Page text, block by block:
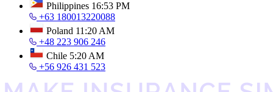
Philippines 16:53 PM
+63 180013220088
Poland 11:20 AM
+48 223 906 246
Chile 5:20 AM
+56 926 431 523